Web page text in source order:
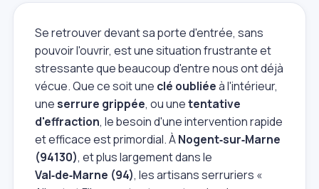
Se retrouver devant sa porte d'entrée, sans
pouvoir l'ouvrir, est une situation frustrante et
stressante que beaucoup d'entre nous ont déjà
vécue. Que ce soit une clé oubliéeà l'intérieur,
uneserrure grippée, ou unetentative
d'effraction, le besoin d'une intervention rapide
et efficace est primordial. ÀNogent‑sur‑Marne
(94130), et plus largement dans le
Val‑de‑Marne (94), les artisans serruriers «